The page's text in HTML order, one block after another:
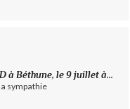
à Béthune, le 9 juillet à...
sympathie